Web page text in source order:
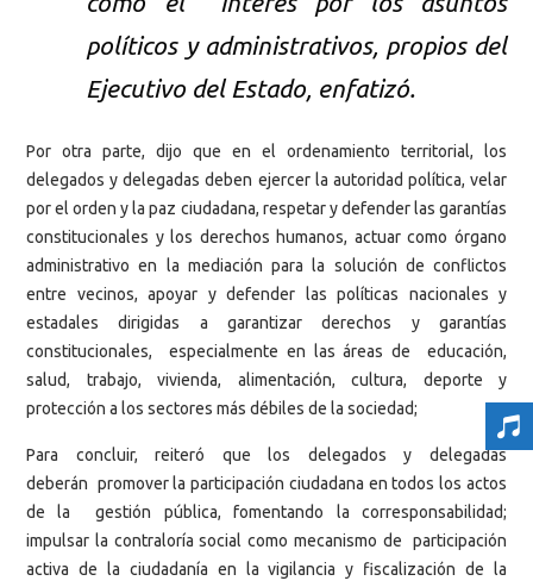
políticos y administrativos, propios del
Ejecutivo del Estado, enfatizó.
Por otra parte, dijo que en el ordenamiento territorial, los
delegados y delegadas deben ejercer la autoridad política, velar
por el orden y la paz ciudadana, respetar y defender las garantías
constitucionales y los derechos humanos, actuar como órgano
administrativo en la mediación para la solución de conflictos
entre vecinos, apoyar y defender las políticas nacionales y
estadales dirigidas a garantizar derechos y garantías
constitucionales, especialmente en las áreas de educación,
salud, trabajo, vivienda, alimentación, cultura, deporte y
protección a los sectores más débiles de la sociedad;
Para concluir, reiteró que los delegados y delegadas
deberán promover la participación ciudadana en todos los actos
de la gestión pública, fomentando la corresponsabilidad;
impulsar la contraloría social como mecanismo de participación
activa de la ciudadanía en la vigilancia y fiscalización de la